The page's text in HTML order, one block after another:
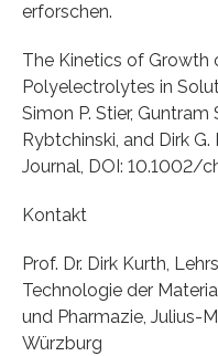
erforschen.
The Kinetics of
Polyelectrolytes in
Simon P. Stier,
Rybtchinski, and Dirk
Journal, DOI: 10.1002/
Kontakt
Prof. Dr. Dirk Kurth,
Technologie der
und Pharmazie, Julius-
Würzburg